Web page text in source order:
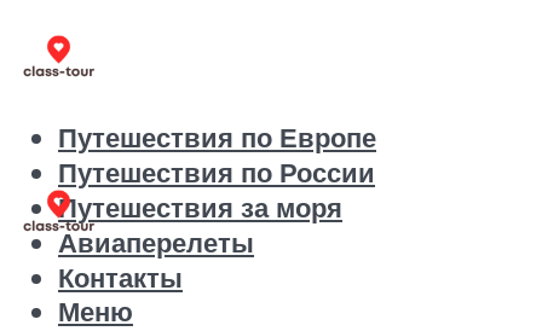
Путешествия по Европе
Путешествия по России
Путешествия за моря
Авиаперелеты
Контакты
Меню